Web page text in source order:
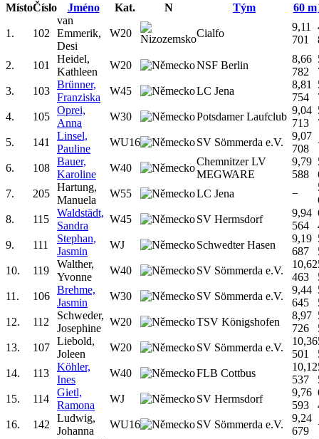
MístoČíslo Jméno Kat. N Tým 60 m
1. 102
van
Emmerik,
Desi
W20 Cialfo
9,11
701
2. 101
Heidel,
Kathleen
W20 NSF Berlin
8,66
782
3.
103
Brünner,
Franziska
W45 LC Jena
8,81
754
4.
105
Oprei,
Anna
W30 Potsdamer Laufclub
9,04
713
5.
141
Linsel,
Pauline
WU16 SV Sömmerda e.V.
9,07
708
6. 108
Bauer,
Karoline
W40
Chemnitzer LV
MEGWARE
9,79
588
7.
205
Hartung,
Manuela
W55 LC Jena −
8.
115
Waldstädt,
Sandra
W45 SV Hermsdorf
9,94
564
9.
111
Stephan,
Jasmin
WJ Schwedter Hasen
9,19
687
10.
119
Walther,
Yvonne
W40 SV Sömmerda e.V.
10,62
463
11.
106
Brehme,
Jasmin
W30 SV Sömmerda e.V.
9,44
645
12.
112
Schweder,
Josephine
W20 TSV Königshofen
8,97
726
13.
107
Liebold,
Joleen
W20 SV Sömmerda e.V.
10,36
501
14.
113
Köhler,
Ines
W40 FLB Cottbus
10,12
537
15.
114
Gietl,
Ramona
WJ SV Hermsdorf
9,76
593
16.
142
Ludwig,
Johanna
WU16 SV Sömmerda e.V.
9,24
679